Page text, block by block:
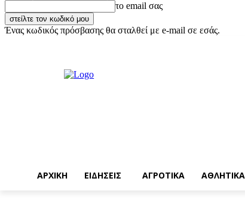
το email σας
Ένας κωδικός πρόσβασης θα σταλθεί με e-mail σε εσάς.
ΑΡΧΙΚΗ ΕΙΔΗΣΕΙΣ ΑΓΡΟΤΙΚΑ ΑΘΛΗΤΙΚΑ